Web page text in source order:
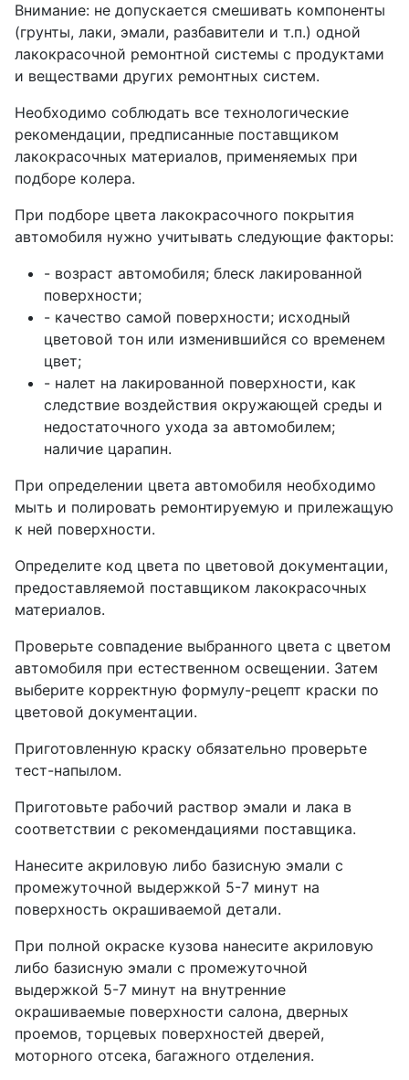
Внимание: не допускается смешивать компоненты
(грунты, лаки, эмали, разбавители и т.п.) одной
лакокрасочной ремонтной системы с продуктами
и веществами других ремонтных систем.
Необходимо соблюдать все технологические
рекомендации, предписанные поставщиком
лакокрасочных материалов, применяемых при
подборе колера.
При подборе цвета лакокрасочного покрытия
автомобиля нужно учитывать следующие факторы:
- возраст автомобиля; блеск лакированной
поверхности;
- качество самой поверхности; исходный
цветовой тон или изменившийся со временем
цвет;
- налет на лакированной поверхности, как
следствие воздействия окружающей среды и
недостаточного ухода за автомобилем;
наличие царапин.
При определении цвета автомобиля необходимо
мыть и полировать ремонтируемую и прилежащую
к ней поверхности.
Определите код цвета по цветовой документации,
предоставляемой поставщиком лакокрасочных
материалов.
Проверьте совпадение выбранного цвета с цветом
автомобиля при естественном освещении. Затем
выберите корректную формулу-рецепт краски по
цветовой документации.
Приготовленную краску обязательно проверьте
тест-напылом.
Приготовьте рабочий раствор эмали и лака в
соответствии с рекомендациями поставщика.
Нанесите акриловую либо базисную эмали с
промежуточной выдержкой 5-7 минут на
поверхность окрашиваемой детали.
При полной окраске кузова нанесите акриловую
либо базисную эмали с промежуточной
выдержкой 5-7 минут на внутренние
окрашиваемые поверхности салона, дверных
проемов, торцевых поверхностей дверей,
моторного отсека, багажного отделения.